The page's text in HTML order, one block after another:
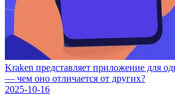
Kraken представляет приложение для
— чем оно отличается от других?
2025-10-16